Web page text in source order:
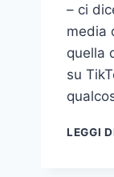
– ci
media
quella
su
LEGGI